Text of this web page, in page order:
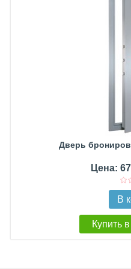
Дверь
Цена:
В
Купить